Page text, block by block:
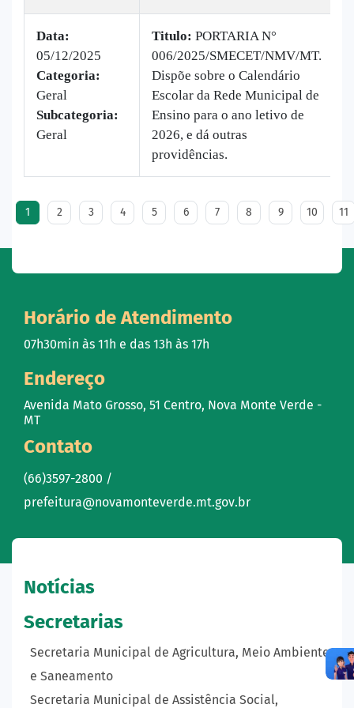
Data:
05/12/2025
Categoria:
Geral
Subcategoria:
Geral
Titulo: PORTARIA N°
006/2025/SMECET/NMV/MT.
Dispõe sobre o Calendário
Escolar da Rede Municipal de
Ensino para o ano letivo de
2026, e dá outras
providências.
1 2 3 4 5 6 7 8 9 10 11
Horário de Atendimento
07h30min às 11h e das 13h às 17h
Endereço
Avenida Mato Grosso, 51 Centro, Nova Monte Verde -
MT
Contato
(66)3597-2800 /
prefeitura@novamonteverde.mt.gov.br
Notícias
Secretarias
Secretaria Municipal de Agricultura, Meio Ambiente
e Saneamento
Secretaria Municipal de Assistência Social,